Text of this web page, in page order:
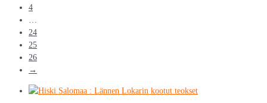
4
…
24
25
26
→